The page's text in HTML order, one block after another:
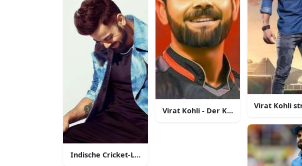
Indische Cricket-Legende Virat Kohli in Aktion
Virat Kohli - Der König des Cricket
Virat Kohli